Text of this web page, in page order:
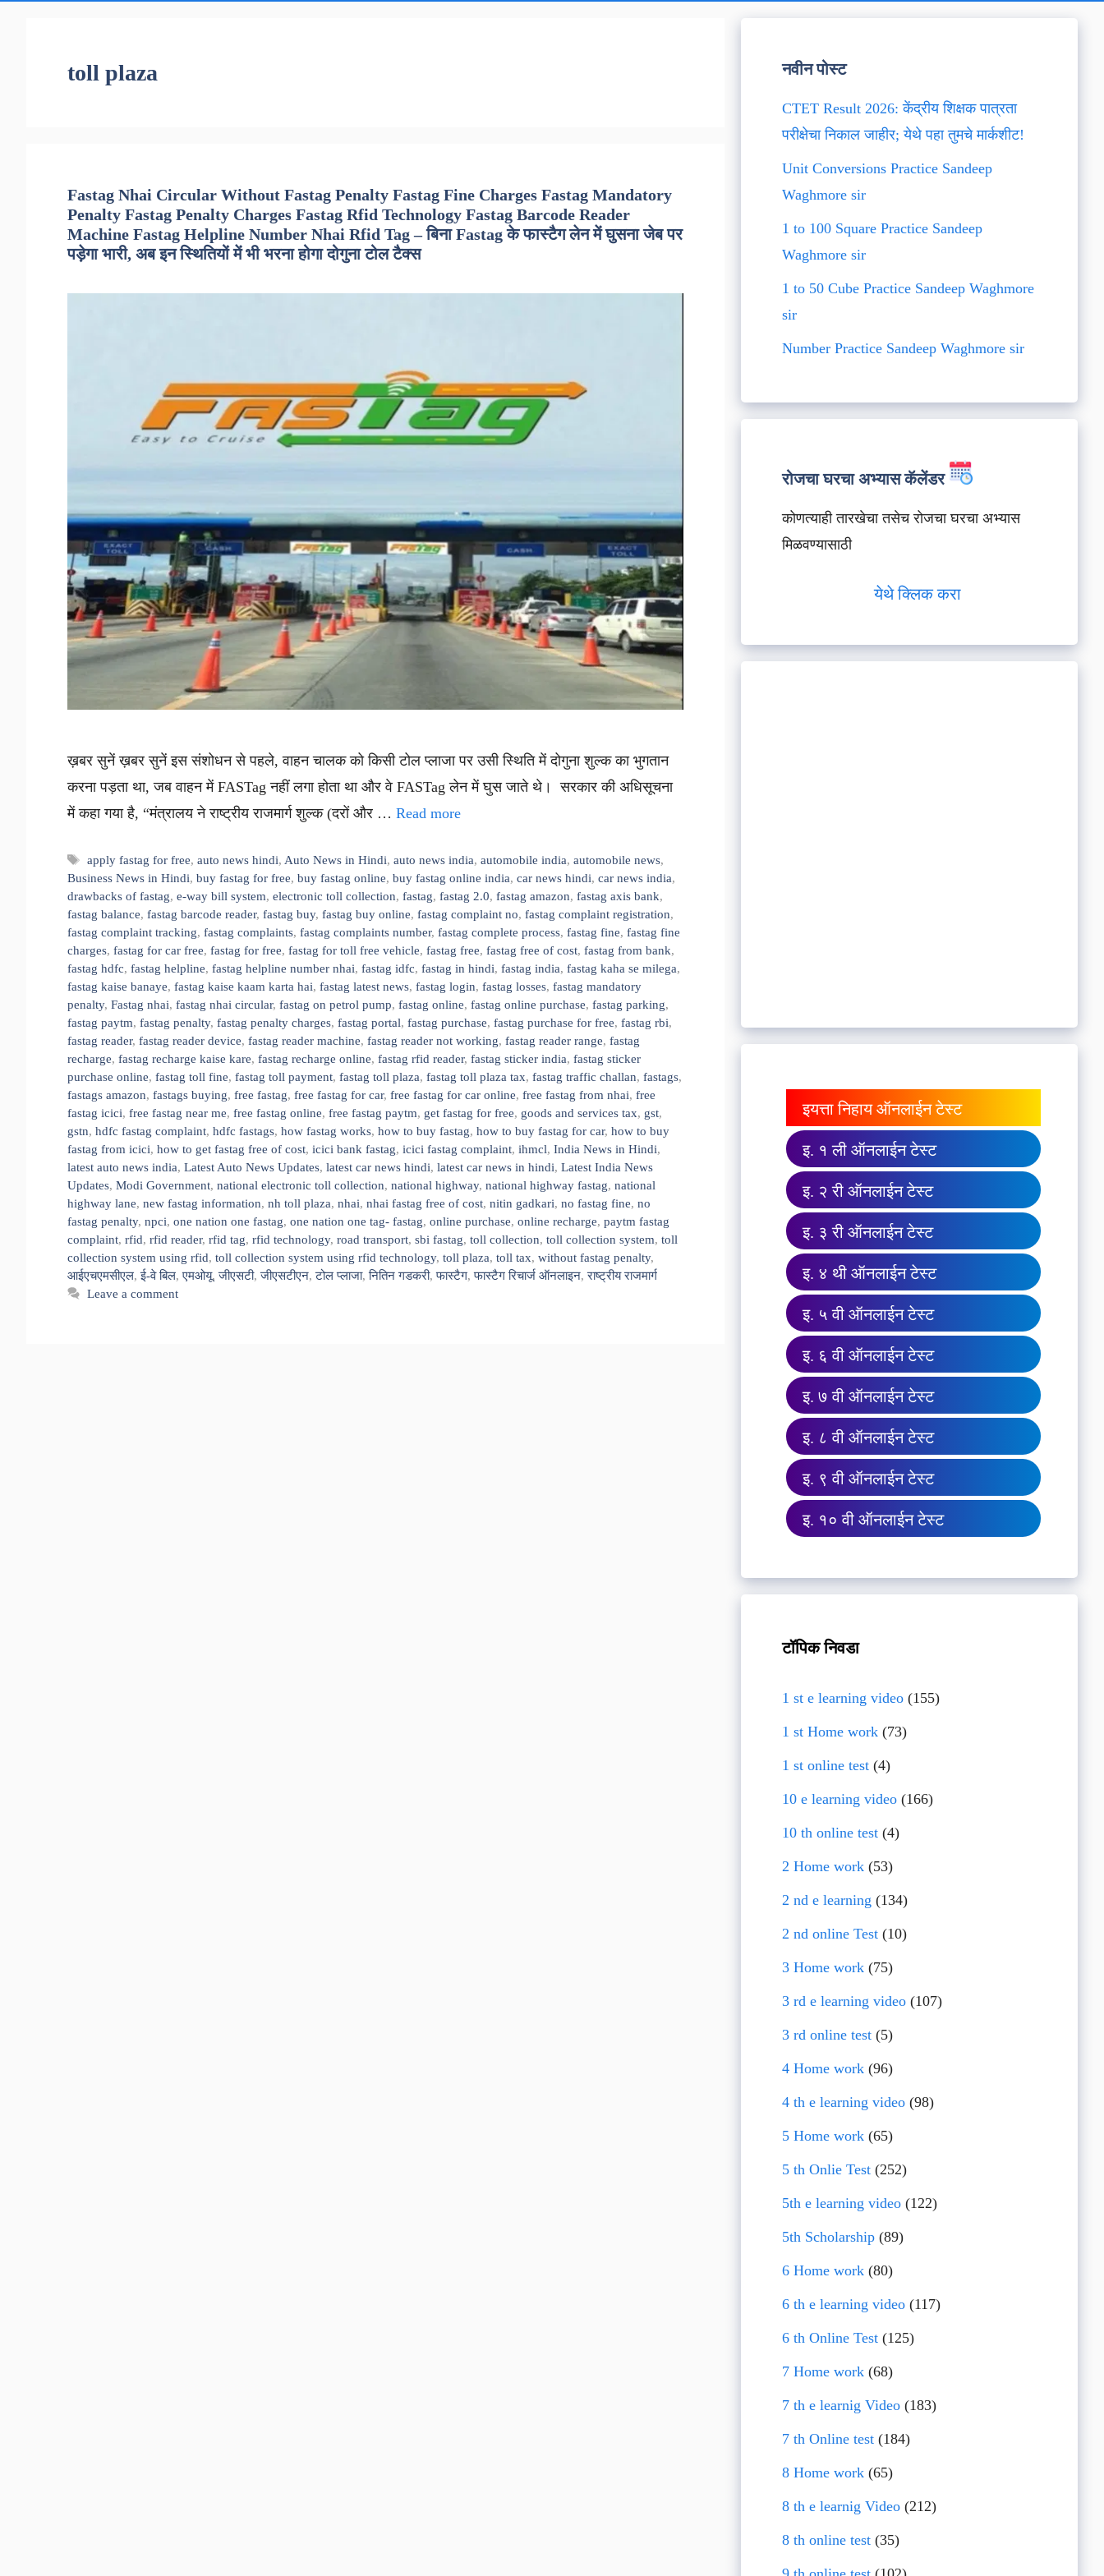
toll plaza
Fastag Nhai Circular Without Fastag Penalty Fastag Fine Charges Fastag Mandatory
Penalty Fastag Penalty Charges Fastag Rfid Technology Fastag Barcode Reader
Machine Fastag Helpline Number Nhai Rfid Tag – बिना Fastag के फास्टैग लेन में घुसना जेब पर
पड़ेगा भारी, अब इन स्थितियों में भी भरना होगा दोगुना टोल टैक्स
ख़बर सुनें ख़बर सुनें इस संशोधन से पहले, वाहन चालक को किसी टोल प्लाजा पर उसी स्थिति में दोगुना शुल्क का भुगतान
करना पड़ता था, जब वाहन में FASTag नहीं लगा होता था और वे FASTag लेन में घुस जाते थे। सरकार की अधिसूचना
में कहा गया है, “मंत्रालय ने राष्ट्रीय राजमार्ग शुल्क (दरों और … Read more
Tags
apply fastag for free,auto news hindi, Auto News in Hindi,auto news india,automobile india,automobile news,
Business News in Hindi, buy fastag for free, buy fastag online, buy fastag online india, car news hindi, car news india,
drawbacks of fastag, e-way bill system, electronic toll collection, fastag, fastag 2.0, fastag amazon, fastag axis bank,
fastag balance, fastag barcode reader, fastag buy, fastag buy online, fastag complaint no, fastag complaint registration,
fastag complaint tracking, fastag complaints, fastag complaints number, fastag complete process, fastag fine, fastag fine
charges, fastag for car free, fastag for free, fastag for toll free vehicle, fastag free, fastag free of cost, fastag from bank,
fastag hdfc, fastag helpline, fastag helpline number nhai, fastag idfc, fastag in hindi, fastag india, fastag kaha se milega,
fastag kaise banaye, fastag kaise kaam karta hai, fastag latest news, fastag login, fastag losses, fastag mandatory
penalty, Fastag nhai, fastag nhai circular, fastag on petrol pump, fastag online, fastag online purchase, fastag parking,
fastag paytm, fastag penalty, fastag penalty charges, fastag portal, fastag purchase, fastag purchase for free, fastag rbi,
fastag reader, fastag reader device, fastag reader machine, fastag reader not working, fastag reader range, fastag
recharge, fastag recharge kaise kare, fastag recharge online, fastag rfid reader, fastag sticker india, fastag sticker
purchase online, fastag toll fine, fastag toll payment, fastag toll plaza, fastag toll plaza tax, fastag traffic challan, fastags,
fastags amazon, fastags buying, free fastag, free fastag for car, free fastag for car online, free fastag from nhai, free
fastag icici, free fastag near me, free fastag online, free fastag paytm, get fastag for free, goods and services tax, gst,
gstn, hdfc fastag complaint, hdfc fastags, how fastag works, how to buy fastag, how to buy fastag for car, how to buy
fastag from icici, how to get fastag free of cost, icici bank fastag, icici fastag complaint, ihmcl, India News in Hindi,
latest auto news india, Latest Auto News Updates, latest car news hindi, latest car news in hindi, Latest India News
Updates, Modi Government, national electronic toll collection, national highway, national highway fastag, national
highway lane, new fastag information, nh toll plaza, nhai, nhai fastag free of cost, nitin gadkari, no fastag fine, no
fastag penalty, npci, one nation one fastag, one nation one tag- fastag, online purchase, online recharge, paytm fastag
complaint, rfid, rfid reader, rfid tag, rfid technology, road transport, sbi fastag, toll collection, toll collection system, toll
collection system using rfid, toll collection system using rfid technology, toll plaza, toll tax, without fastag penalty,
आईएचएमसीएल,ई-वे बिल,एमओयू,जीएसटी,जीएसटीएन,टोल प्लाजा,नितिन गडकरी,फास्टैग,फास्टैग रिचार्ज ऑनलाइन,राष्ट्रीय राजमार्ग
Leave a comment
नवीन पोस्ट
CTET Result 2026: केंद्रीय शिक्षक पात्रता
परीक्षेचा निकाल जाहीर; येथे पहा तुमचे मार्कशीट!
Unit Conversions Practice Sandeep
Waghmore sir
1 to 100 Square Practice Sandeep
Waghmore sir
1 to 50 Cube Practice Sandeep Waghmore
sir
Number Practice Sandeep Waghmore sir
रोजचा घरचा अभ्यास कॅलेंडर
कोणत्याही तारखेचा तसेच रोजचा घरचा अभ्यास
मिळवण्यासाठी
येथे क्लिक करा
इयत्ता निहाय ऑनलाईन टेस्ट
इ. १ ली ऑनलाईन टेस्ट
इ. २ री ऑनलाईन टेस्ट
इ. ३ री ऑनलाईन टेस्ट
इ. ४ थी ऑनलाईन टेस्ट
इ. ५ वी ऑनलाईन टेस्ट
इ. ६ वी ऑनलाईन टेस्ट
इ. ७ वी ऑनलाईन टेस्ट
इ. ८ वी ऑनलाईन टेस्ट
इ. ९ वी ऑनलाईन टेस्ट
इ. १० वी ऑनलाईन टेस्ट
टॉपिक निवडा
1 st e learning video(155)
1 st Home work(73)
1 st online test(4)
10 e learning video(166)
10 th online test(4)
2 Home work(53)
2 nd e learning (134)
2 nd online Test(10)
3 Home work(75)
3 rd e learning video(107)
3 rd online test(5)
4 Home work(96)
4 th e learning video(98)
5 Home work(65)
5 th Onlie Test(252)
5th e learning video(122)
5th Scholarship(89)
6 Home work(80)
6 th e learning video(117)
6 th Online Test(125)
7 Home work(68)
7 th e learnig Video(183)
7 th Online test(184)
8 Home work(65)
8 th e learnig Video(212)
8 th online test(35)